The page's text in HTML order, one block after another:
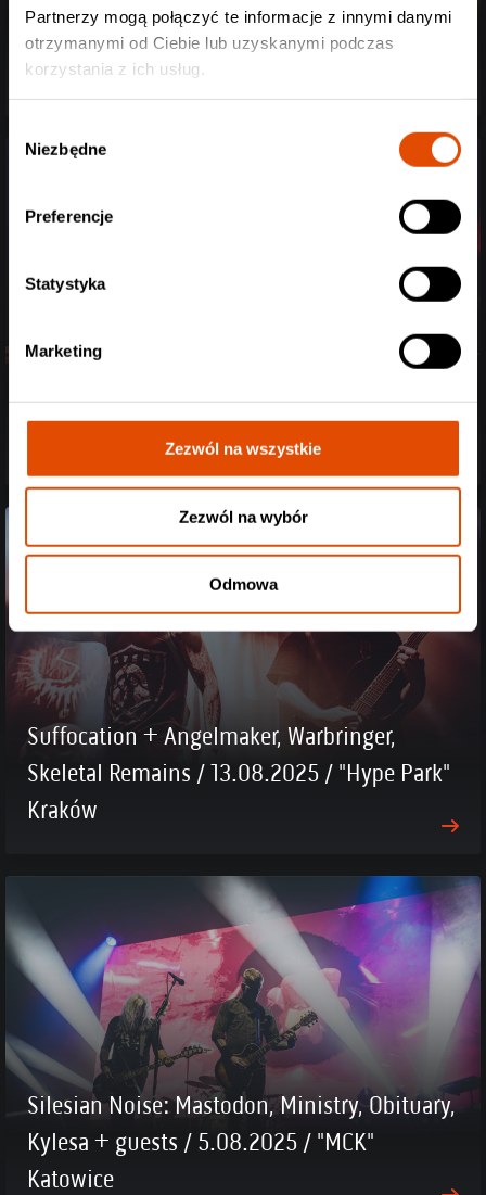
Partnerzy mogą połączyć te informacje z innymi danymi
otrzymanymi od Ciebie lub uzyskanymi podczas
korzystania z ich usług.
zgody
Niezbędne
Preferencje
Statystyka
Marketing
Zezwól na wszystkie
Zezwól na wybór
Odmowa
Wind Rose + Orden Ogan, Angus McSix /
7.10.2025 / "Progresja" Warszawa
Gojira + Kerry King / 19.08.2025 / "Tauron
Suffocation + Angelmaker, Warbringer,
Skeletal Remains / 13.08.2025 / "Hype Park"
Kraków
Silesian Noise: Mastodon, Ministry, Obituary,
Kylesa + guests / 5.08.2025 / "MCK"
Katowice